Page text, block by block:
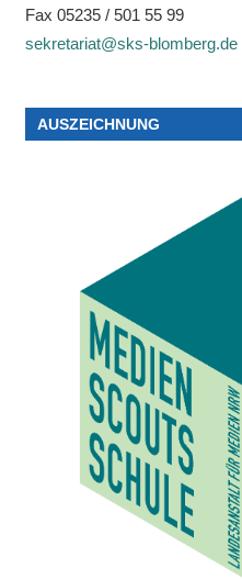
Fax 05235 / 501 55 99
sekretariat@sks-blomberg.de
AUSZEICHNUNG